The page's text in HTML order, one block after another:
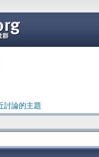
討論的主題